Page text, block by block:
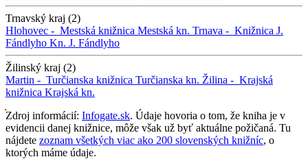
Trnavský kraj (2)
Hlohovec - Mestská knižnica Mestská kn. Trnava - Knižnica J.
Fándlyho Kn. J. Fándlyho
Žilinský kraj (2)
Martin - Turčianska knižnica Turčianska kn. Žilina - Krajská
knižnica Krajská kn.
Zdroj informácií: Infogate.sk. Údaje hovoria o tom, že kniha je v
evidencii danej knižnice, môže však už byť aktuálne požičaná. Tu
nájdete zoznam všetkých viac ako 200 slovenských knižníc, o
ktorých máme údaje.